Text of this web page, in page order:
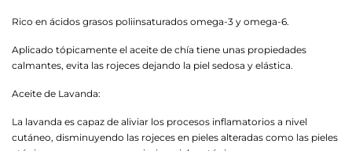
Rico en ácidos grasos poliinsaturados omega-3 y omega-6.
Aplicado tópicamente el aceite de chía tiene unas propiedades
calmantes, evita las rojeces dejando la piel sedosa y elástica.
Aceite de Lavanda:
La lavanda es capaz de aliviar los procesos inflamatorios a nivel
cutáneo, disminuyendo las rojeces en pieles alteradas como las pieles